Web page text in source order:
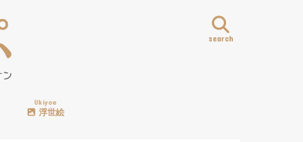
search
Ukiyoe
浮世絵